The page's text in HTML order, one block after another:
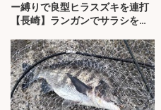
ー縛りで良型ヒラスズキを連打
【長崎】ランガンでサラシを攻